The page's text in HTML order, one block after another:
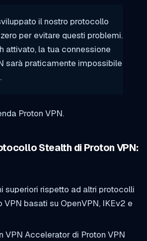
il nostro protocollo
per evitare questi problemi.
attivato, la tua connessione
sarà praticamente impossibile
Proton VPN.
Stealth di Proton VPN:
superiori rispetto ad altri protocolli
basati su OpenVPN, IKEv2 e
VPN Accelerator di Proton VPN